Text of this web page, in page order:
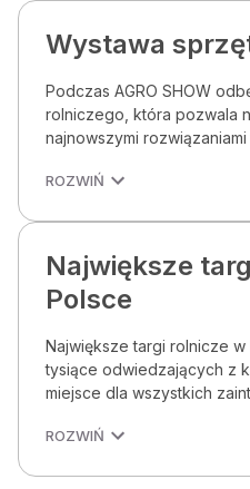
Wystawa
Podczas AGRO SHOW
rolniczego, która pozwala
najnowszymi
ROZWIŃ
Największe
Polsce
Największe targi rolnicze
tysiące odwiedzających z
miejsce dla wszystkich
ROZWIŃ